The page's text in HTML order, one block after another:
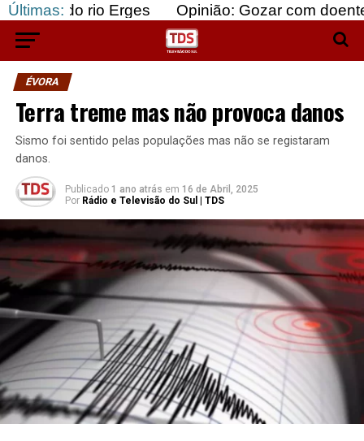
Últimas:
Erges Opinião: Gozar com doentes e
ÉVORA
Terra treme mas não provoca danos
Sismo foi sentido pelas populações mas não se registaram
danos.
Publicado 1 ano atrás em 16 de Abril, 2025
Por Rádio e Televisão do Sul | TDS